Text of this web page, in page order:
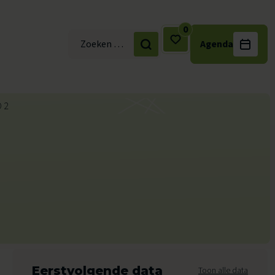
Zoek naar:
0
Agenda
Eerstvolgende data Toon alle data